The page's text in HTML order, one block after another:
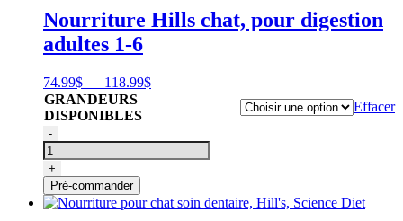
7+,
Hill's
Nourriture Hills chat, pour digestion
adultes 1-6
74.99$ – 118.99$Plage
à
118.99$
GRANDEURS
DISPONIBLES
Effacer
quantité
de
Nourriture
pour
chats,
Science
-
+
Pré-commander